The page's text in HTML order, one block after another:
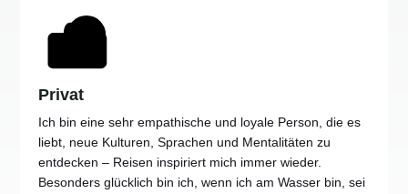
Privat
Ich bin eine sehr empathische und loyale Person, die es
liebt, neue Kulturen, Sprachen und Mentalitäten zu
entdecken – Reisen inspiriert mich immer wieder.
Besonders glücklich bin ich, wenn ich am Wasser bin, sei